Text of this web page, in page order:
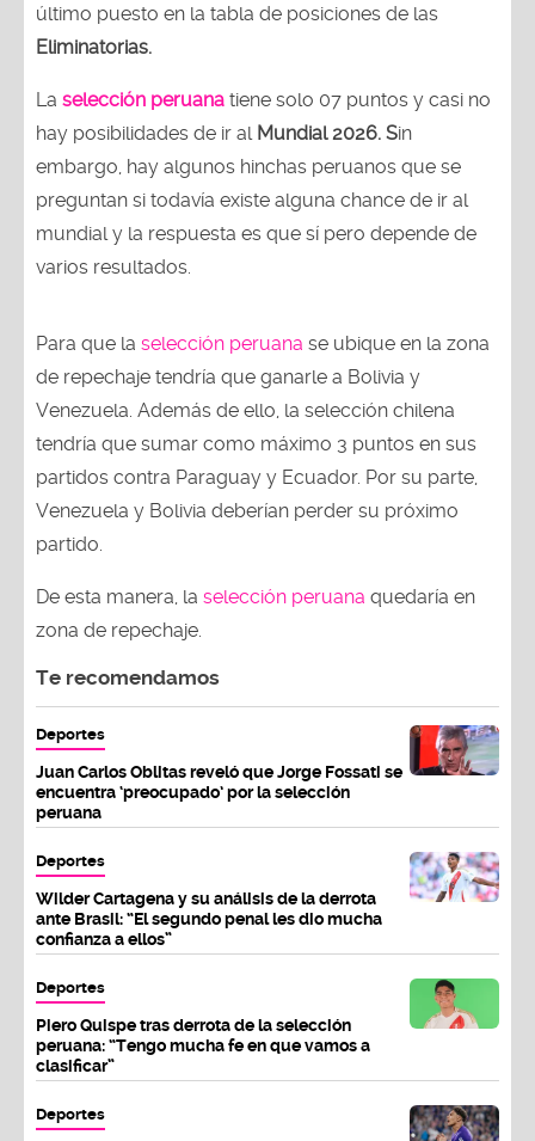
último puesto en la tabla de posiciones de las
Eliminatorias.
La selección peruana tiene solo 07 puntos y casi no
hay posibilidades de ir al Mundial 2026. Sin
embargo, hay algunos hinchas peruanos que se
preguntan si todavía existe alguna chance de ir al
mundial y la respuesta es que sí pero depende de
varios resultados.
Para que la selección peruana se ubique en la zona
de repechaje tendría que ganarle a Bolivia y
Venezuela. Además de ello, la selección chilena
tendría que sumar como máximo 3 puntos en sus
partidos contra Paraguay y Ecuador. Por su parte,
Venezuela y Bolivia deberían perder su próximo
partido.
De esta manera, la selección peruana quedaría en
zona de repechaje.
Te recomendamos
Deportes
Juan Carlos Oblitas reveló que Jorge Fossati se
encuentra ‘preocupado’ por la selección
peruana
Deportes
Wilder Cartagena y su análisis de la derrota
ante Brasil: “El segundo penal les dio mucha
confianza a ellos”
Deportes
Piero Quispe tras derrota de la selección
peruana: “Tengo mucha fe en que vamos a
clasificar”
Deportes